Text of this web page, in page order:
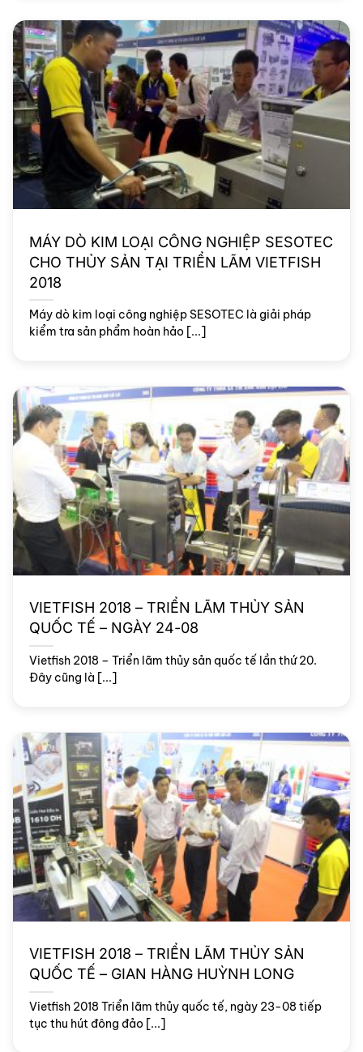
MÁY DÒ KIM LOẠI CÔNG NGHIỆP SESOTEC
CHO THỦY SẢN TẠI TRIỂN LÃM VIETFISH
2018
Máy dò kim loại công nghiệp SESOTEC là giải pháp
kiểm tra sản phẩm hoàn hảo [...]
VIETFISH 2018 – TRIỂN LÃM THỦY SẢN
QUỐC TẾ – NGÀY 24-08
Vietfish 2018 – Triển lãm thủy sản quốc tế lần thứ 20.
Đây cũng là [...]
VIETFISH 2018 – TRIỂN LÃM THỦY SẢN
QUỐC TẾ – GIAN HÀNG HUỲNH LONG
Vietfish 2018 Triển lãm thủy quốc tế, ngày 23-08 tiếp
tục thu hút đông đảo [...]